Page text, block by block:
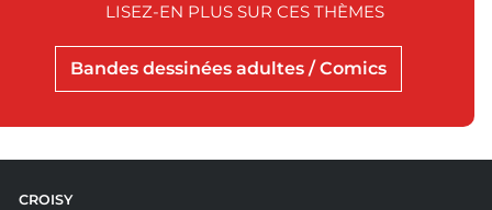
Bandes dessinées adultes / Comics
LISEZ-EN PLUS SUR CES THÈMES
CROISY